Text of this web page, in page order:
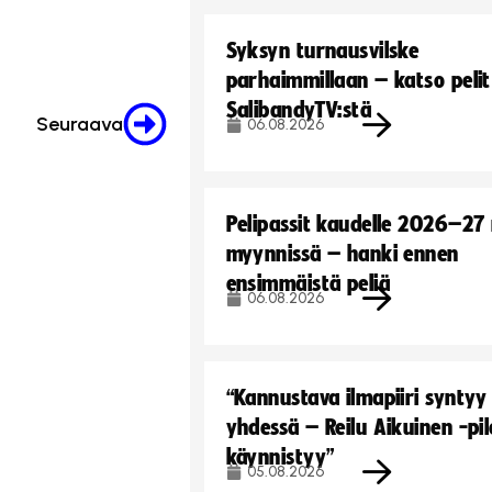
Seuraava
Syksyn turnausvilske
parhaimmillaan – katso pelit
SalibandyTV:stä
06.08.2026
Pelipassit kaudelle
myynnissä – hanki ennen
ensimmäistä peliä
06.08.2026
“Kannustava ilmapiiri syntyy
yhdessä – Reilu Aikuinen -
käynnistyy”
05.08.2026